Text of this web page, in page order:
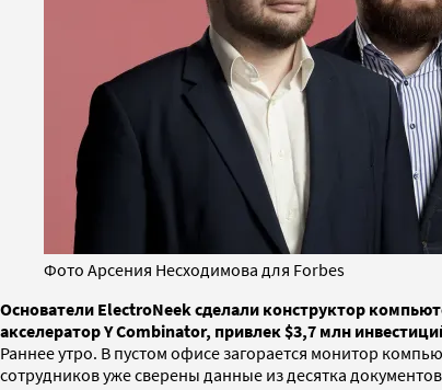
Фото Арсения Несходимова для Forbes
Основатели ElectroNeek сделали конструктор
акселератор Y Combinator, привлек $3,7 млн
Раннее утро. В пустом офисе загорается монитор
сотрудников уже сверены данные из десятка